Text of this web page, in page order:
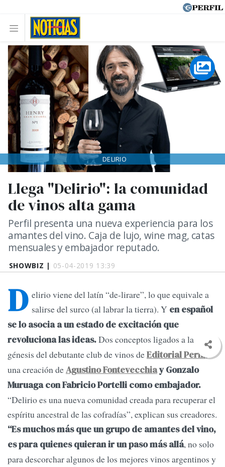
SHOWBIZ | 05-04-2019 13:39
Llega "Delirio": la comunidad
de vinos alta gama
Perfil presenta una nueva experiencia para los
amantes del vino. Caja de lujo, wine mag, catas
mensuales y embajador reputado.
DELIRIO
D elirio viene del latín “de-lirare”, lo que equivale a
salirse del surco (al labrar la tierra). Y en español
se lo asocia a un estado de excitación que
revoluciona las ideas.Dos conceptos ligados a la
génesis del debutante club de vinos deEditorial Perfil,
una creación deAgustino Fontevecchiay Gonzalo
Muruaga con Fabricio Portelli como embajador.
“Delirio es una nueva comunidad creada para recuperar el
espíritu ancestral de las cofradías”, explican sus creadores.
“Es muchos más que un grupo de amantes del vino,
es para quienes quieran ir un paso más allá, no solo
para descorchar algunos de los mejores vinos argentinos y